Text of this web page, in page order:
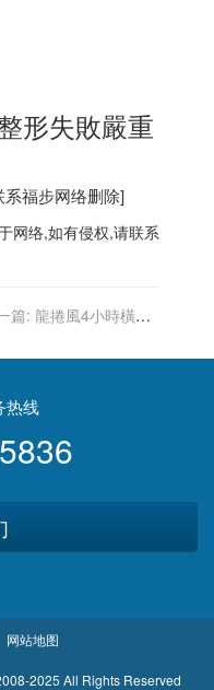
形失敗嚴重
系福步网络删除]
网络,如有侵权,请联系
篇: 龍捲風4小時橫掃4
錄
热线
网站地图
2025 All Rights Reserved